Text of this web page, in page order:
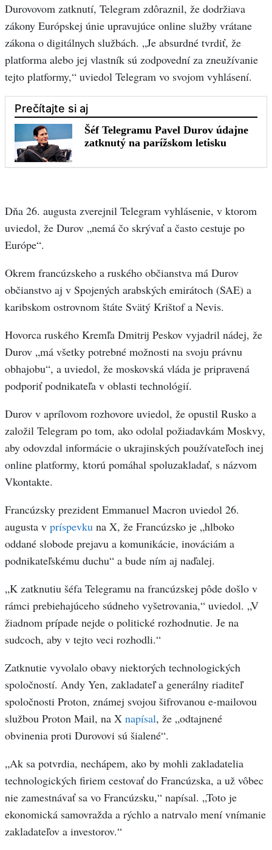
Durovovom zatknutí, Telegram zdôraznil, že dodržiava
zákony Európskej únie upravujúce online služby vrátane
zákona o digitálnych službách. „Je absurdné tvrdiť, že
platforma alebo jej vlastník sú zodpovední za zneužívanie
tejto platformy,“ uviedol Telegram vo svojom vyhlásení.
Dňa 26. augusta zverejnil Telegram vyhlásenie, v ktorom
uviedol, že Durov „nemá čo skrývať a často cestuje po
Európe“.
Okrem francúzskeho a ruského občianstva má Durov
občianstvo aj v Spojených arabských emirátoch (SAE) a
karibskom ostrovnom štáte Svätý Krištof a Nevis.
Hovorca ruského Kremľa Dmitrij Peskov vyjadril nádej, že
Durov „má všetky potrebné možnosti na svoju právnu
obhajobu“, a uviedol, že moskovská vláda je pripravená
podporiť podnikateľa v oblasti technológií.
Durov v aprílovom rozhovore uviedol, že opustil Rusko a
založil Telegram po tom, ako odolal požiadavkám Moskvy,
aby odovzdal informácie o ukrajinských používateľoch inej
online platformy, ktorú pomáhal spoluzakladať, s názvom
Vkontakte.
Francúzsky prezident Emmanuel Macron uviedol 26.
augusta v príspevku na X, že Francúzsko je „hlboko
oddané slobode prejavu a komunikácie, inováciám a
podnikateľskému duchu“ a bude ním aj naďalej.
„K zatknutiu šéfa Telegramu na francúzskej pôde došlo v
rámci prebiehajúceho súdneho vyšetrovania,“ uviedol. „V
žiadnom prípade nejde o politické rozhodnutie. Je na
sudcoch, aby v tejto veci rozhodli.“
Zatknutie vyvolalo obavy niektorých technologických
spoločností. Andy Yen, zakladateľ a generálny riaditeľ
spoločnosti Proton, známej svojou šifrovanou e-mailovou
službou Proton Mail, na X napísal, že „odtajnené
obvinenia proti Durovovi sú šialené“.
„Ak sa potvrdia, nechápem, ako by mohli zakladatelia
technologických firiem cestovať do Francúzska, a už vôbec
nie zamestnávať sa vo Francúzsku,“ napísal. „Toto je
ekonomická samovražda a rýchlo a natrvalo mení vnímanie
zakladateľov a investorov.“